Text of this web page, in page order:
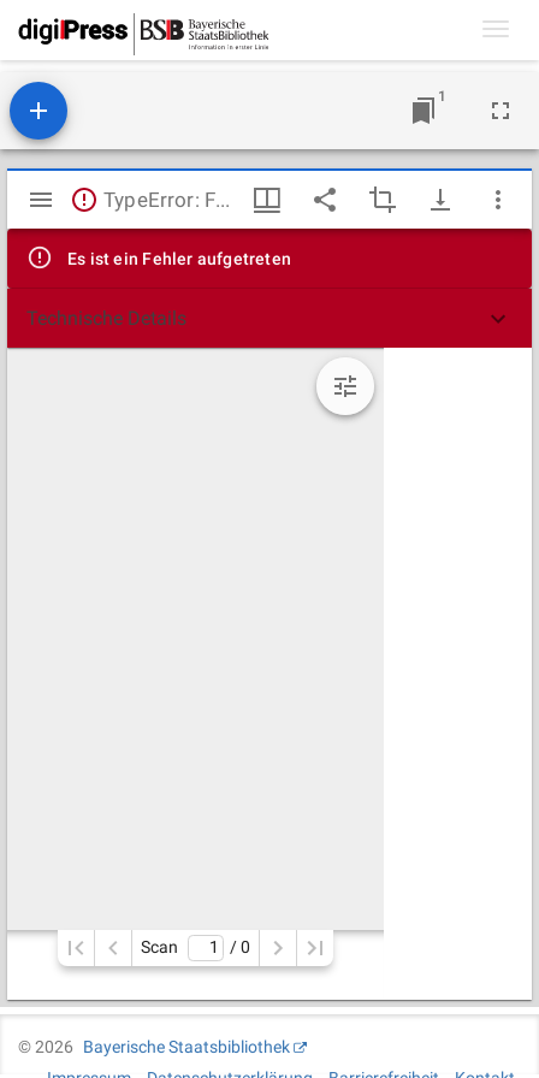
1
Mirador
Viewer
TypeError: Failed to fetch
Es ist ein Fehler aufgetreten
Technische Details
Scan / 0
©2026
Bayerische Staatsbibliothek